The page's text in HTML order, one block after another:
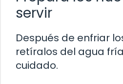
servir
Después de enfriar
retíralos del agua
cuidado.